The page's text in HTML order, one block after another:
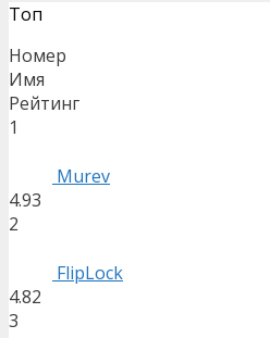
Топ
Номер
Имя
Рейтинг
1
Murev
4.93
2
FlipLock
4.82
3